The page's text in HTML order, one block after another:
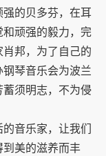
的贝多芬，在耳
顽强的毅力，完
邦，为了自己的
琴音乐会为波兰
须明志，不为侵
音乐家，让我们
美的滋养而丰